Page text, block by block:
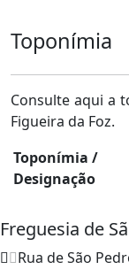
Toponímia
Consulte aqui a
Figueira da Foz.
Toponímia /
Designação
Freguesia de
Rua de São